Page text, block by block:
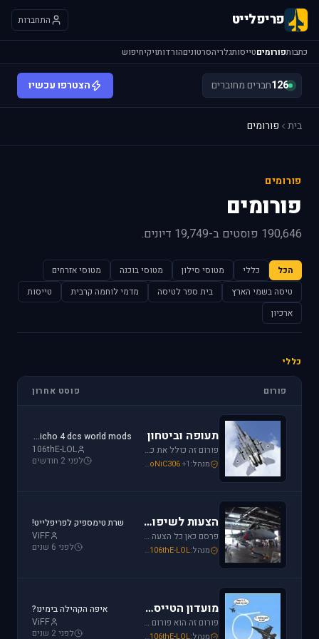
פריפלייט התחברות
כתבותפורומיםטייסותגלריהסרטוניםהורדותויקיחיפוש
126חברים מחוברים הצטרפו עכשיו
בית פורומים
פורומים
פורומים
190,646 פוסטים ב-19,749 דיונים.
הכל כללי מטוסי סילון מטוסי בוכנה
מטוסי אזרחים
טיסה בשמי הארץ
בית ספר לטיסה מדמי לוחמה קרבית
טייסות
ארכיון
כללי
פורום פוסט אחרון
תעופה וביטחון
פורום זה כולל את כל נושאי התעופה האזרחית, הצבאית והבטחון בארץ ובעולם. ניתן לדון בכל נושא אקטואלי או היסטורי בתחומים אלו.
מנהל: Mike_69th SoNiC306+1
jericho 4 dcs world mods
106thE-LOL
לפני 2 חודשים
הצעות לשיפור / הערות ומתן פידבק
פרסם כאן כל הצעה לשיפור שברצונך לראות מתגשמת או הערות לגבי דברים שברצונך לראות נעלמים או מציקים לך.
מנהל: Mike_69th ,106thE-LOL
שרת טימספיק לפריפלייט!
ViFF
לפני 6 שנים
מועדון הטייסים
פורום זה הוא פורום (OT (Off Topic פרסם כאן כל הודעה שמתחשקת לך וראויה לדיון.
מנהל: Mike_69th ,106thE-LOL
איפה הקהילה בימינו?
ViFF
לפני 2 שנים